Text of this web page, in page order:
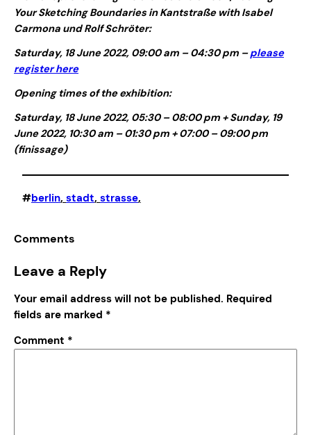
Your Sketching Boundaries in Kantstraße with Isabel
Carmona und Rolf Schröter:
Saturday, 18 June 2022, 09:00 am – 04:30 pm –please
registerhere
Opening times of the exhibition:
Saturday, 18 June 2022, 05:30 – 08:00 pm + Sunday, 19
June 2022, 10:30 am – 01:30 pm + 07:00 – 09:00 pm
(finissage)
#berlin, stadt, strasse,
Comments
Leave a Reply
Your email address will not be published. Required
fields are marked *
Comment *